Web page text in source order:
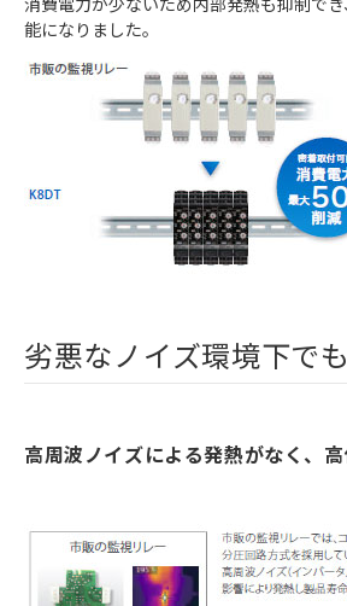
能になりました。
劣悪なノイズ環境下で
高周波ノイズによる発熱がなく、